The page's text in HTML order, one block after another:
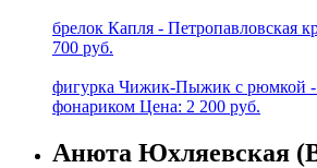
брелок Капля - Петропавловская
700 руб.
фигурка Чижик-Пыжик с рюмкой
фонариком Цена: 2 200 руб.
Анюта Юхляевская